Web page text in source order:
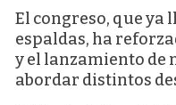
El congreso, que ya
espaldas, ha
y el lanzamiento de
abordar distintos